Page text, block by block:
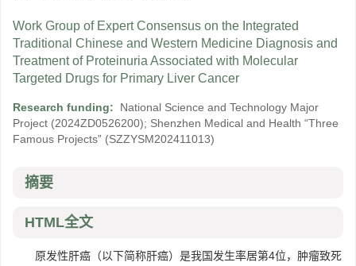
Work Group of Expert Consensus on the Integrated
Traditional Chinese and Western Medicine Diagnosis and
Treatment of Proteinuria Associated with Molecular
Targeted Drugs for Primary Liver Cancer
Research funding:
National Science and Technology Major
Project (2024ZD0526200); Shenzhen Medical and Health “Three
Famous Projects” (SZZYSM202411013)
摘要
HTML全文
原发性肝癌（以下简称肝癌）是我国发生率居第4位，肿瘤致死